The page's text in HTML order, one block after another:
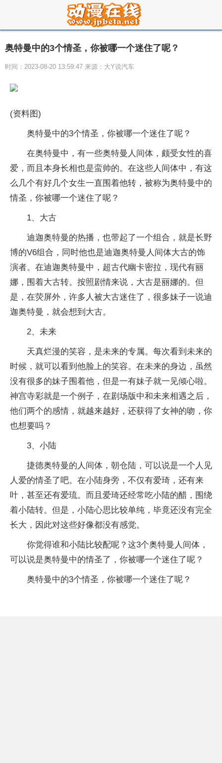
奥特曼中的3个情圣，你被哪一个迷住了呢？
时间：2023-08-20 13:59:47 来源：大Y说汽车
(资料图)
奥特曼中的3个情圣，你被哪一个迷住了呢？
在奥特曼中，有一些奥特曼人间体，颇受女性的喜
爱，而且本身长相也是蛮帅的。在这些人间体中，有这
么几个有好几个女生一直围着他转，被称为奥特曼中的
情圣，你被哪一个迷住了呢？
1、大古
迪迦奥特曼的热播，也带起了一个组合，就是长野
博的V6组合，同时他也是迪迦奥特曼人间体大古的饰
演者。在迪迦奥特曼中，超古代幽卡密拉，现代有丽
娜，围着大古转。按照剧情来说，大古是丽娜的。但
是，在荧屏外，许多人被大古迷住了，很多妹子一说迪
迦奥特曼，就会想到大古。
2、未来
天真烂漫的笑容，是未来的专属。每次看到未来的
时候，就可以看到他脸上的笑容。在未来的身边，虽然
没有很多的妹子围着他，但是一有妹子就一见倾心啦。
神宫寺彩就是一个例子，在剧场版中和未来相遇之后，
他们两个的感情，就越来越好，还获得了女神的吻，你
也想要吗？
3、小陆
捷德奥特曼的人间体，朝仓陆，可以说是一个人见
人爱的情圣了吧。在小陆身旁，不仅有爱琦，还有来
叶，甚至还有爱琉。而且爱琦还经常吃小陆的醋，围绕
着小陆转。但是，小陆心思比较单纯，毕竟还没有完全
长大，因此对这些好像都没有感觉。
你觉得谁和小陆比较配呢？这3个奥特曼人间体，
可以说是奥特曼中的情圣了，你被哪一个迷住了呢？
奥特曼中的3个情圣，你被哪一个迷住了呢？